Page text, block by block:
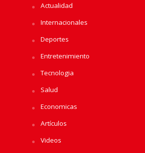
Actualidad
Internacionales
Deportes
Entretenimiento
Tecnologia
Salud
Economicas
Artículos
Videos